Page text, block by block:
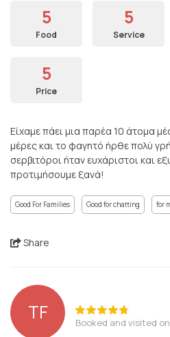
5
Food
5
Service
5
Price
Είχαμε πάει μια παρέα 10 άτομα
μέρες και το φαγητό ήρθε πολύ
σερβιτόροι ήταν ευχάριστοι και
προτιμήσουμε ξανά!
Good For Families Good for chatting for
Share
TF Booked and visited